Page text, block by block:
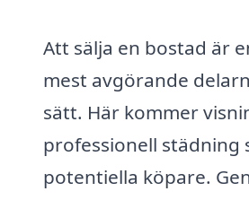
Att sälja en bostad är
mest avgörande
sätt. Här kommer
professionell städning
potentiella köpare.